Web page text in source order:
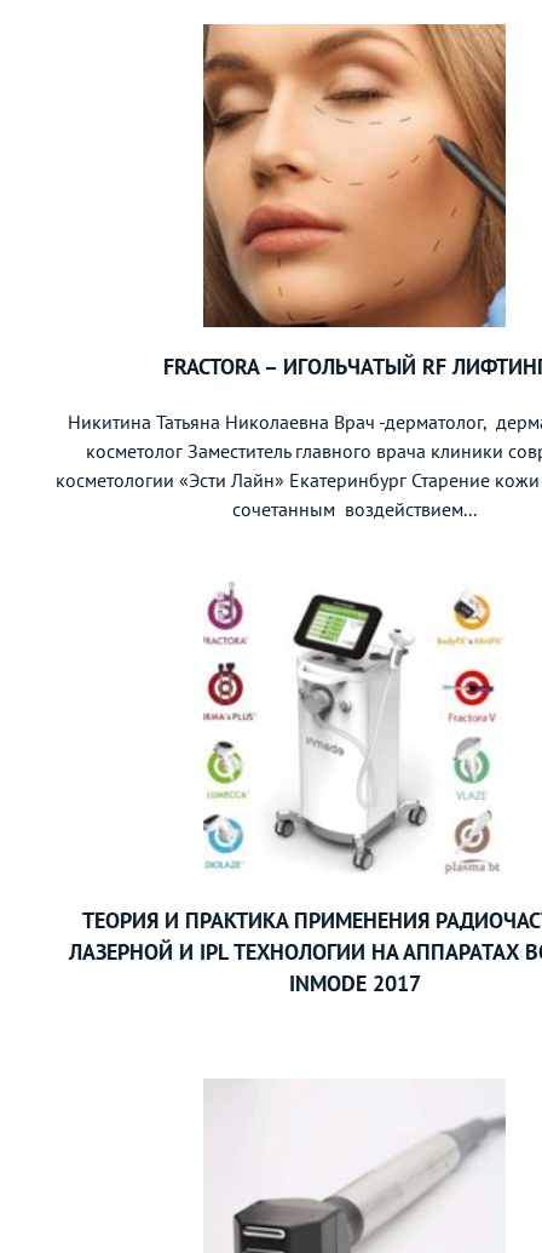
FRACTORA – ИГОЛЬЧАТЫЙ RF
Никитина Татьяна Николаевна Врач -дерматолог,
косметолог Заместитель главного врача клиники
косметологии «Эсти Лайн» Екатеринбург Старение
сочетанным воздействием...
ТЕОРИЯ И ПРАКТИКА ПРИМЕНЕНИЯ
ЛАЗЕРНОЙ И IPL ТЕХНОЛОГИИ НА АППАРАТАХ
INMODE 2017